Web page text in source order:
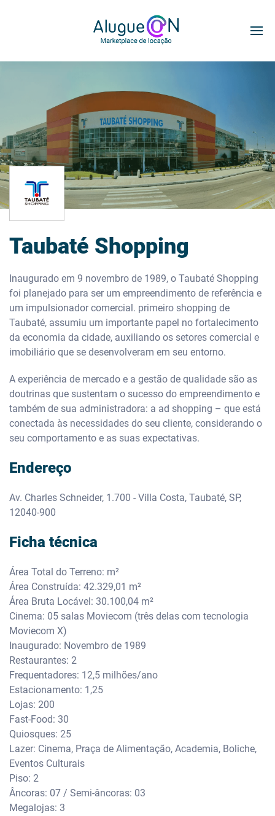
Taubaté Shopping
Inaugurado em 9 novembro de 1989, o Taubaté Shopping
foi planejado para ser um empreendimento de referência e
um impulsionador comercial. primeiro shopping de
Taubaté, assumiu um importante papel no fortalecimento
da economia da cidade, auxiliando os setores comercial e
imobiliário que se desenvolveram em seu entorno.
A experiência de mercado e a gestão de qualidade são as
doutrinas que sustentam o sucesso do empreendimento e
também de sua administradora: a ad shopping – que está
conectada às necessidades do seu cliente, considerando o
seu comportamento e as suas expectativas.
Endereço
Av. Charles Schneider, 1.700 - Villa Costa, Taubaté, SP,
12040-900
Ficha técnica
Área Total do Terreno: m²
Área Construída: 42.329,01 m²
Área Bruta Locável: 30.100,04 m²
Cinema: 05 salas Moviecom (três delas com tecnologia
Moviecom X)
Inaugurado: Novembro de 1989
Restaurantes: 2
Frequentadores: 12,5 milhões/ano
Estacionamento: 1,25
Lojas: 200
Fast-Food: 30
Quiosques: 25
Lazer: Cinema, Praça de Alimentação, Academia, Boliche,
Eventos Culturais
Piso: 2
Âncoras: 07 / Semi-âncoras: 03
Megalojas: 3